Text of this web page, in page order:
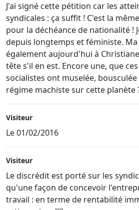
J'ai signé cette pétition car les
syndicales : ça suffit ! C'est la
pour la déchéance de nationalité !
depuis longtemps et féministe. Ma
également aujourd'hui à
tête s'il en est. Encore une, que
socialistes ont muselée,
régime machiste sur cette planète
Visiteur
Le 01/02/2016
Visiteur
Le discrédit est porté sur les
qu'une façon de concevoir
travail : en terme de rentabilité